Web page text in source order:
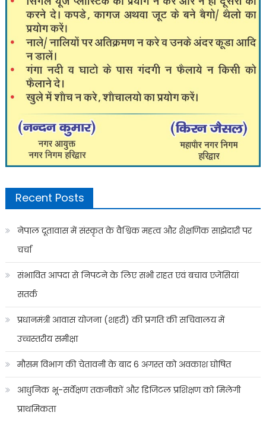
Recent Posts
नेपाल दूतावास में संस्कृत के वैश्विक महत्व और शैक्षणिक साझेदारी पर
चर्चा
संभावित आपदा से निपटने के लिए सभी राहत एवं बचाव एजेंसियां
सतर्क
प्रधानमंत्री आवास योजना (शहरी) की प्रगति की सचिवालय में
उच्चस्तरीय समीक्षा
मौसम विभाग की चेतावनी के बाद 6 अगस्त को अवकाश घोषित
आधुनिक भू-सर्वेक्षण तकनीकों और डिजिटल प्रशिक्षण को मिलेगी
प्राथमिकता